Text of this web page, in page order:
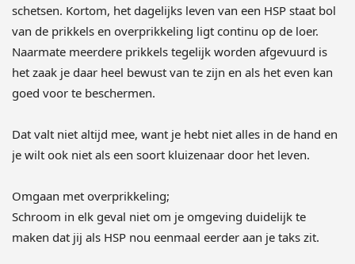
schetsen. Kortom, het dagelijks leven van een HSP staat bol
van de prikkels en overprikkeling ligt continu op de loer.
Naarmate meerdere prikkels tegelijk worden afgevuurd is
het zaak je daar heel bewust van te zijn en als het even kan
goed voor te beschermen.
Dat valt niet altijd mee, want je hebt niet alles in de hand en
je wilt ook niet als een soort kluizenaar door het leven.
Omgaan met overprikkeling;
Schroom in elk geval niet om je omgeving duidelijk te
maken dat jij als HSP nou eenmaal eerder aan je taks zit.